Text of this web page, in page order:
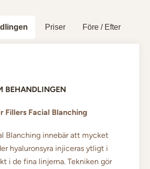
Priser Före / Efter
BEHANDLINGEN
Fillers Facial Blanching
Blanching innebär att mycket
hyaluronsyra injiceras ytligt i
i de fina linjerna. Tekniken gör